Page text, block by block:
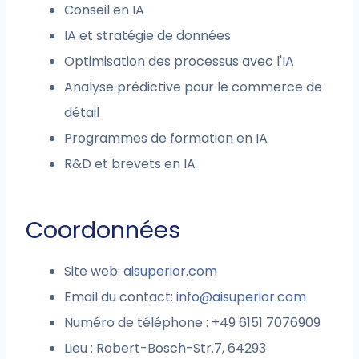
Conseil en IA
IA et stratégie de données
Optimisation des processus avec l'IA
Analyse prédictive pour le commerce de
détail
Programmes de formation en IA
R&D et brevets en IA
Coordonnées
Site web:aisuperior.com
Email du contact:info@aisuperior.com
Numéro de téléphone : +49 6151 7076909
Lieu : Robert-Bosch-Str.7, 64293